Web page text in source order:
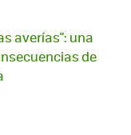
averías": una
de